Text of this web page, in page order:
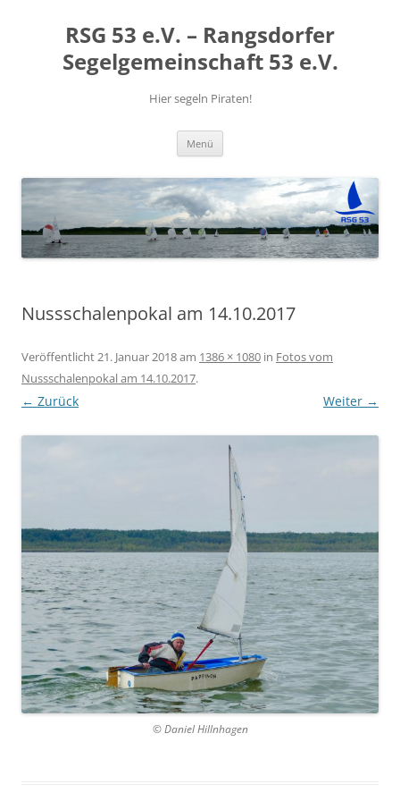
RSG 53 e.V. – Rangsdorfer
Segelgemeinschaft 53 e.V.
Hier segeln Piraten!
Menü
Nussschalenpokal am 14.10.2017
Veröffentlicht21. Januar 2018am 1386 × 1080 in Fotos vom
Nussschalenpokal am 14.10.2017.
← Zurück Weiter →
© Daniel Hillnhagen